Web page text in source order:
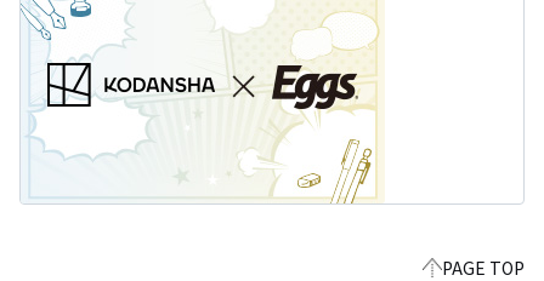
PAGE TOP